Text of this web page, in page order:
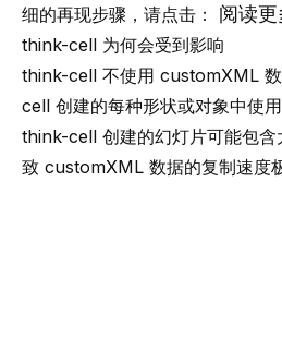
细的再现步骤，请点击： 阅读更
think-cell 为何会受到影响
think-cell 不使用 customXML
cell 创建的每种形状或对象中使用
think-cell 创建的幻灯片可能包
致 customXML 数据的复制速度